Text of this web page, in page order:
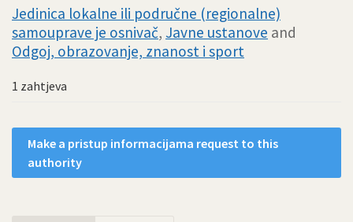
Jedinica lokalne ili područne (regionalne)
samouprave je osnivač, Javne ustanove and
Odgoj, obrazovanje, znanost i sport
1 zahtjeva
Make a pristup informacijama request to this
authority